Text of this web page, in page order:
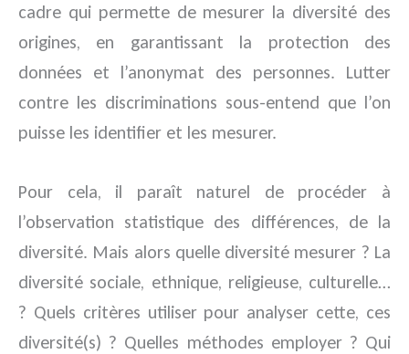
cadre qui permette de mesurer la diversité des
origines, en garantissant la protection des
données et l’anonymat des personnes. Lutter
contre les discriminations sous-entend que l’on
puisse les identifier et les mesurer.
Pour cela, il paraît naturel de procéder à
l’observation statistique des différences, de la
diversité. Mais alors quelle diversité mesurer ? La
diversité sociale, ethnique, religieuse, culturelle…
? Quels critères utiliser pour analyser cette, ces
diversité(s) ? Quelles méthodes employer ? Qui